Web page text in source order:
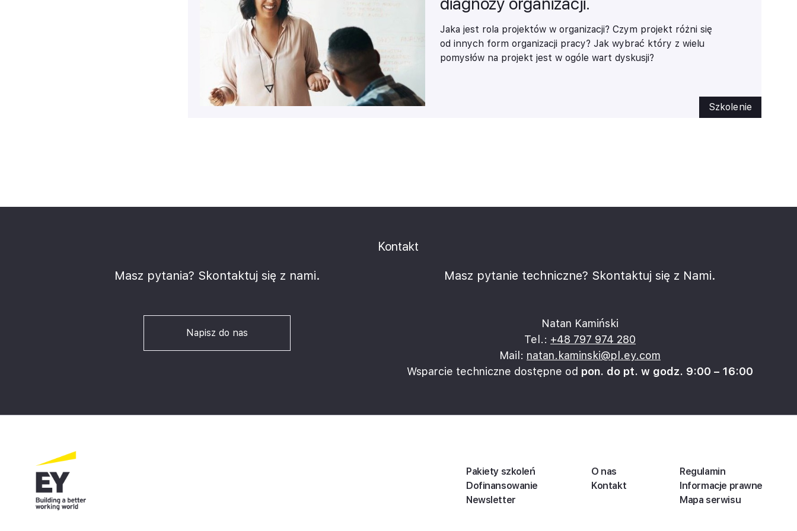
Jaka jest rola projektów w organizacji? Czym projekt różni się
od innych form organizacji pracy? Jak wybrać który z wielu
pomysłów na projekt jest w ogóle wart dyskusji?
Szkolenie
Kontakt
Masz pytania? Skontaktuj się z nami.
Napisz do nas
Masz pytanie techniczne? Skontaktuj się z Nami.
Natan Kamiński
Tel.: +48 797 974 280
Mail: natan.kaminski@pl.ey.com
Wsparcie techniczne dostępne od pon. do pt. w godz. 9:00 – 16:00
Pakiety szkoleń
Dofinansowanie
Newsletter
O nas
Kontakt
Regulamin
Informacje prawne
Mapa serwisu